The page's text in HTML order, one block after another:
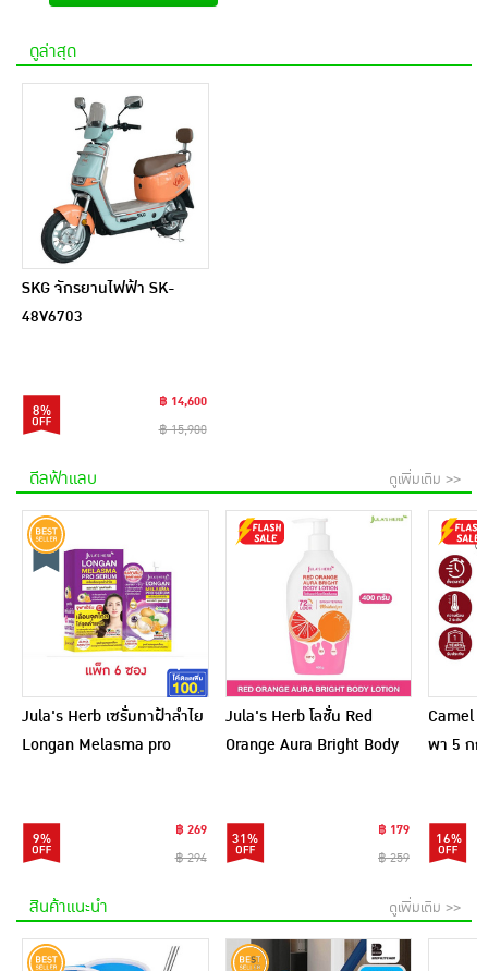
ดูล่าสุด
SKG จักรยานไฟฟ้า SK-
48V6703
8%
฿ 14,600
฿ 15,900
ดีลฟ้าแลบ ดูเพิ่มเติม >>
Jula's Herb เซรั่มทาฝ้าลำไย
Longan Melasma pro
9%
฿ 269
฿ 294
Jula's Herb โลชั่น Red
Orange Aura Bright Body
31%
฿ 179
฿ 259
Camel
พา 5 กก
16%
สินค้าแนะนำ ดูเพิ่มเติม >>